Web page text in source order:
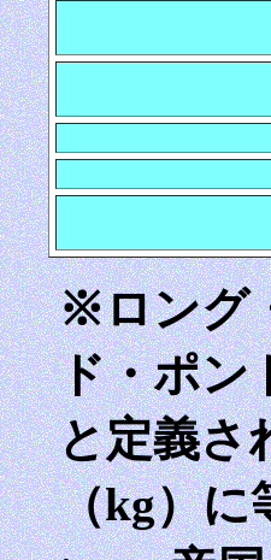
※ロング
ド・ポン
と定義さ
（kg）に